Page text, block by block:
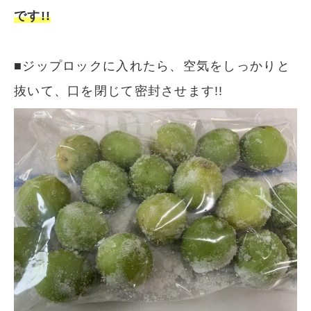
です!!
■ジップロックに入れたら、空気をしっかりと
抜いて、口を閉じて密封させます!!